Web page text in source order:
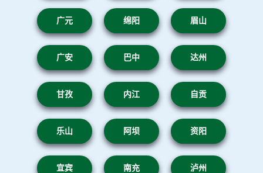
广元 绵阳 眉山
广安 巴中 达州
甘孜 内江 自贡
乐山 阿坝 资阳
宜宾 南充 泸州